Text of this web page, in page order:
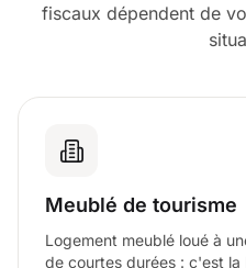
fiscaux dépendent de
Meublé de tourisme
Logement meublé loué à
de courtes durées : c'est la